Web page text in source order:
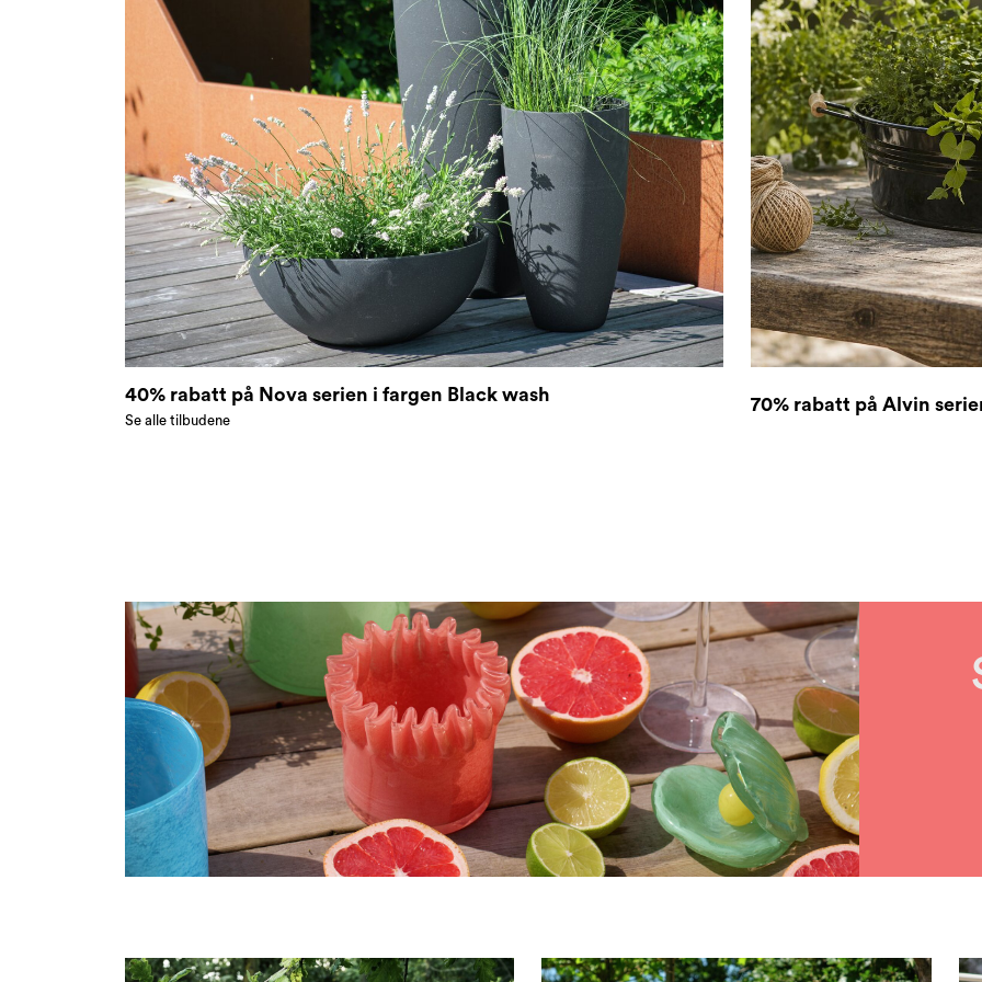
40% rabatt på Nova serien i fargen Black wash
Se alle tilbudene
70% rabatt på Alvin